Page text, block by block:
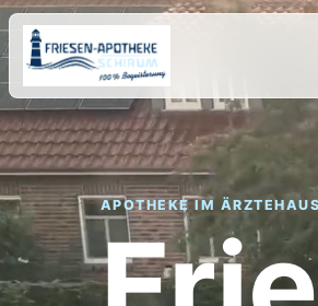
APOTHEKE IM